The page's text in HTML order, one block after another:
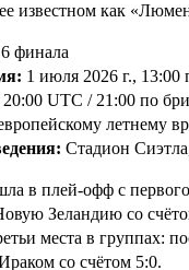
известном как
финала
1 июля 2026 г., 13:00
UTC / 21:00 по
летнему
Стадион
в плей-офф с
Зеландию со
места в группах:
со счётом 5:0.